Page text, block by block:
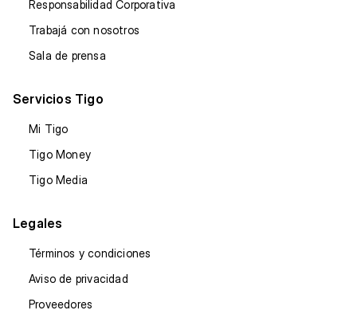
Responsabilidad Corporativa
Trabajá con nosotros
Sala de prensa
Servicios Tigo
Mi Tigo
Tigo Money
Tigo Media
Legales
Términos y condiciones
Aviso de privacidad
Proveedores